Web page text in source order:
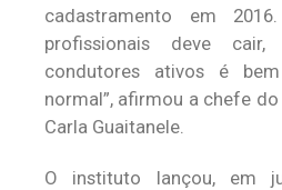
cadastramento em
profissionais deve
condutores ativos é
normal”, afirmou a chefe
Carla Guaitanele.
O instituto lançou, em